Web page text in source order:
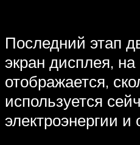
Последний этап
экран дисплея,
отображается,
используется
электроэнергии